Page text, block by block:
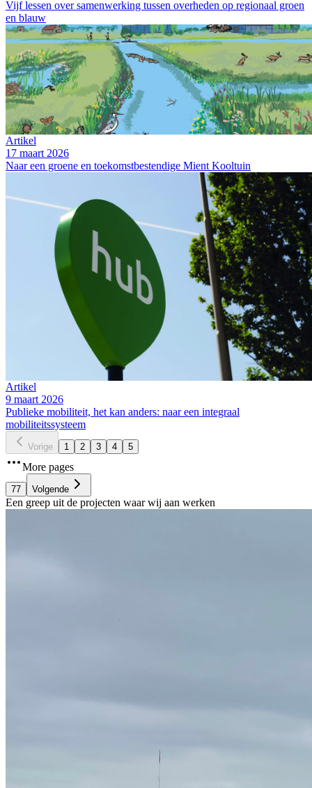
Vijf lessen over samenwerking tussen overheden op regionaal groen
en blauw
Artikel
17 maart 2026
Naar een groene en toekomstbestendige Mient Kooltuin
Artikel
9 maart 2026
Publieke mobiliteit, het kan anders: naar een integraal
mobiliteitssysteem
Vorige 1 2 3 4 5
More pages
77 Volgende
Een greep uit de projecten waar wij aan werken